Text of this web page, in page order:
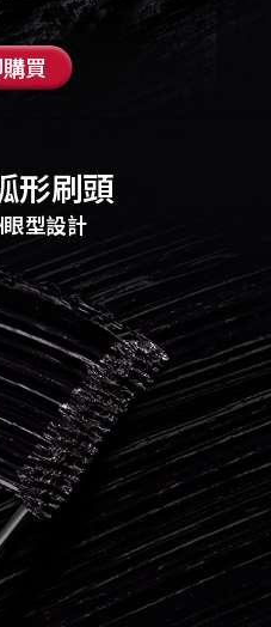
買
形刷頭
型設計